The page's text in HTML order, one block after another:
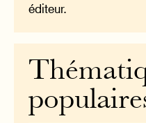
éditeur.